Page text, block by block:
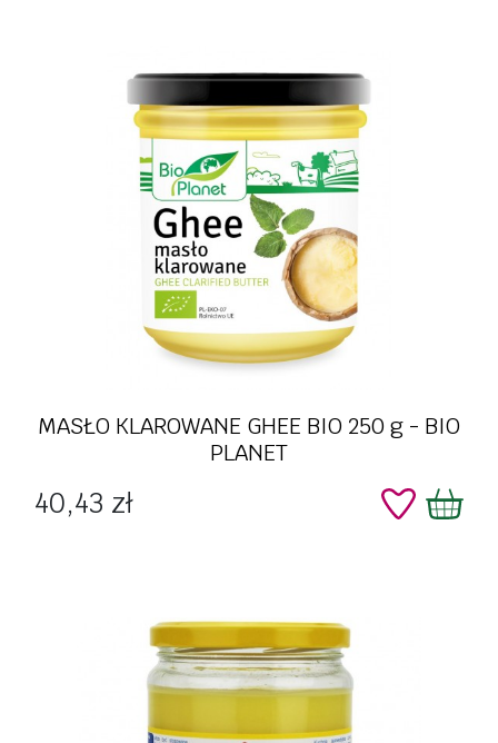
MASŁO KLAROWANE GHEE BIO 250 g - BIO
PLANET
Cena
40,43 zł